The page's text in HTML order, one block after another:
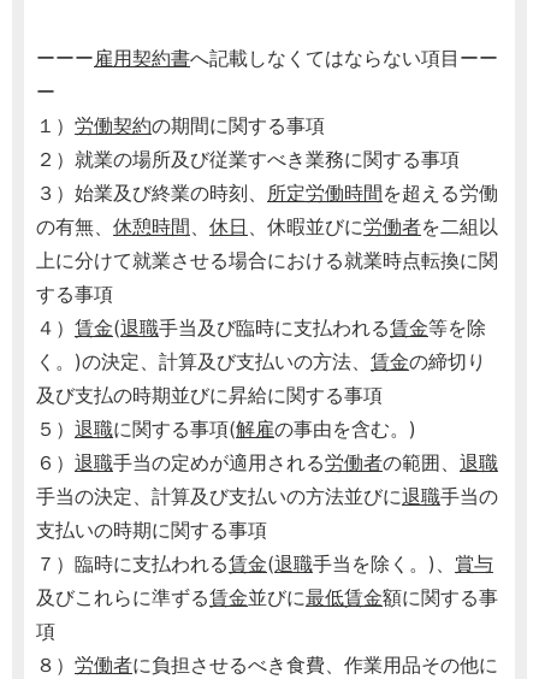
ーーー雇用契約書へ記載しなくてはならない項目ーー
ー
１） 労働契約の期間に関する事項
２）就業の場所及び従業すべき業務に関する事項
３）始業及び終業の時刻、 所定労働時間を超える労働
の有無、 休憩時間、 休日 、休暇並びに労働者を二組以
上に分けて就業させる場合における就業時点転換に関
する事項
４） 賃金(退職手当及び臨時に支払われる賃金等を除
く。)の決定、計算及び支払いの方法、 賃金の締切り
及び支払の時期並びに昇給に関する事項
５） 退職に関する事項(解雇の事由を含む。)
６） 退職手当の定めが適用される労働者の範囲、 退職
手当の決定、計算及び支払いの方法並びに退職手当の
支払いの時期に関する事項
７）臨時に支払われる賃金(退職手当を除く。)、 賞与
及びこれらに準ずる賃金並びに最低賃金額に関する事
項
８） 労働者に負担させるべき食費、作業用品その他に